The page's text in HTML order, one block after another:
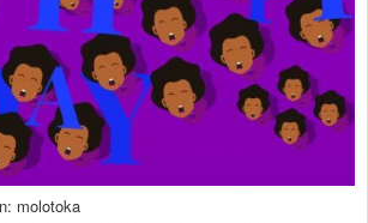
molotoka